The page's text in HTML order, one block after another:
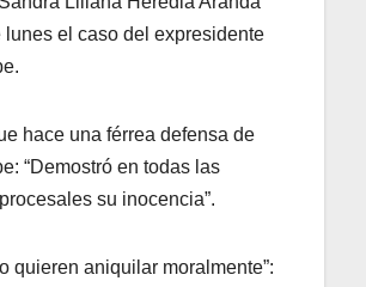
lunes el caso del expresidente
hace una férrea defensa de
“Demostró en todas las
su inocencia”.
quieren aniquilar moralmente”: